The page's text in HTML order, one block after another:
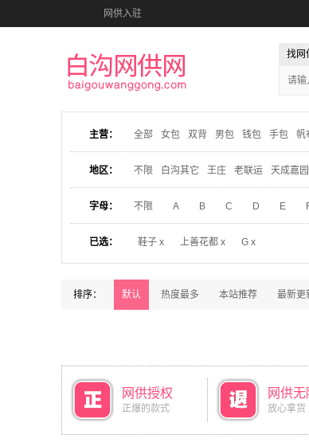
网供入驻
找网
主营： 全部 女包 双背 男包 钱包 手包 帆
地区： 不限 白沟其它 王庄 老联运 天成嘉园
字母： 不限 A B C D E
已选： 鞋子 x 上善花都 x G x
排序： 默认 热度最多 本站推荐 最新更
网供授权
正爆的款式
网供
放心拿货